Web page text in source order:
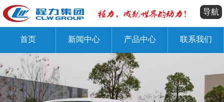
导航
首页 新闻中心 产品中心 联系我们